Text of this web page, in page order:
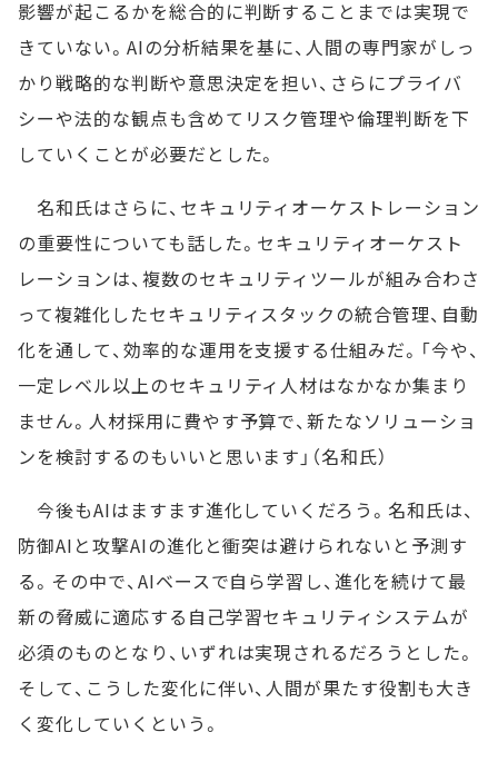
影響が起こるかを総合的に判断することまでは実現で
きていない。AIの分析結果を基に、人間の専門家がしっ
かり戦略的な判断や意思決定を担い、さらにプライバ
シーや法的な観点も含めてリスク管理や倫理判断を下
していくことが必要だとした。
名和氏はさらに、セキュリティオーケストレーション
の重要性についても話した。セキュリティオーケスト
レーションは、複数のセキュリティツールが組み合わさ
って複雑化したセキュリティスタックの統合管理、自動
化を通して、効率的な運用を支援する仕組みだ。「今や、
一定レベル以上のセキュリティ人材はなかなか集まり
ません。人材採用に費やす予算で、新たなソリューショ
ンを検討するのもいいと思います」（名和氏）
今後もAIはますます進化していくだろう。名和氏は、
防御AIと攻撃AIの進化と衝突は避けられないと予測す
る。その中で、AIベースで自ら学習し、進化を続けて最
新の脅威に適応する自己学習セキュリティシステムが
必須のものとなり、いずれは実現されるだろうとした。
そして、こうした変化に伴い、人間が果たす役割も大き
く変化していくという。